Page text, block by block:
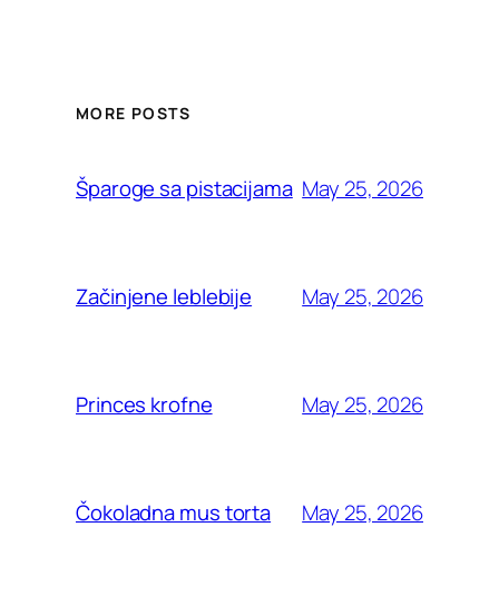
MORE POSTS
Šparoge sa pistacijama May 25, 2026
Začinjene leblebije May 25, 2026
Princes krofne May 25, 2026
Čokoladna mus torta May 25, 2026